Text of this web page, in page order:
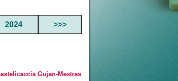
2024 >>>
Gujan-Mestras